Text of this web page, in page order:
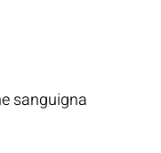
sanguigna